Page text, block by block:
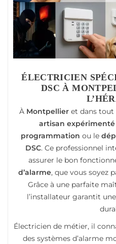
ÉLECTRICIEN
DSC À
À Montpellieret dans tout
artisan expérimenté
programmation ou le
DSC. Ce professionnel
assurer le bon
d’alarme, que vous soyez
Grâce à une parfaite
l’installateur garantit
Électricien de métier, il
des systèmes d’alarme